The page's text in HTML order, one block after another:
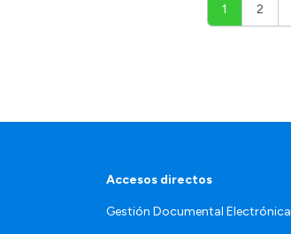
1 2
Accesos directos
Gestión Documental Electrónica